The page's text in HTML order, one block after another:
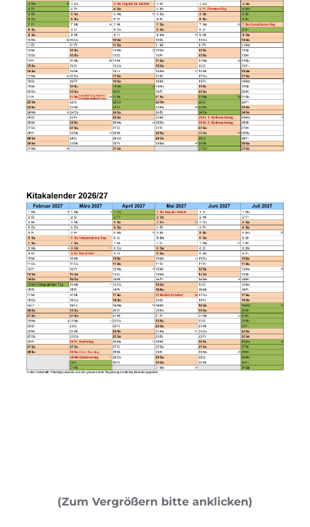
(Zum Vergrößern bitte anklicken)